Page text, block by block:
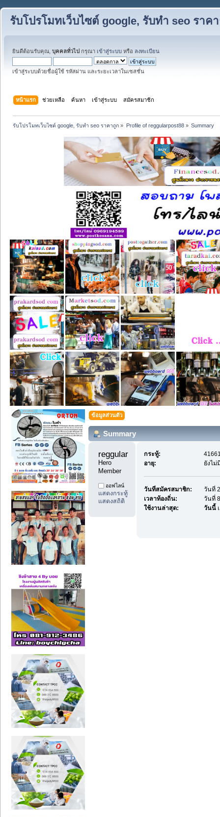
รับโปรโมทเว็บไซต์ google, รับทำ seo ราค
ยินดีต้อนรับคุณ, บุคคลทั่วไป กรุณา เข้าสู่ระบบ หรือ ลงทะเบียน
เข้าสู่ระบบด้วยชื่อผู้ใช้ รหัสผ่าน และระยะเวลาในเซสชั่น
หน้าแรก ช่วยเหลือ ค้นหา เข้าสู่ระบบ สมัครสมาชิก
รับโปรโมทเว็บไซต์ google, รับทำ seo ราคาถูก » Profile of reggularpost88» Summary
ข้อมูลส่วนตัว
Summary
reggularpost88
Hero
Member
ออฟไลน์
แสดงกระทู้
แสดงสถิติ
กระทู้:
อายุ:
ยังไม่
วันที่สมัครสมาชิก:
วันที่
เวลาท้องถิ่น:
วันที่
ใช้งานล่าสุด:
วันนี้